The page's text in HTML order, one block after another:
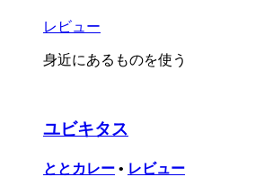
レビュー
身近にあるものを使う
ユビキタス
ととカレー • レビュー